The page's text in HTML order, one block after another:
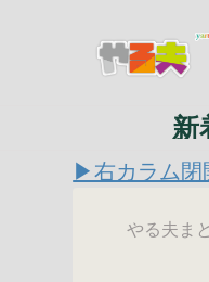
新
▶右カラム閉
やる夫ま